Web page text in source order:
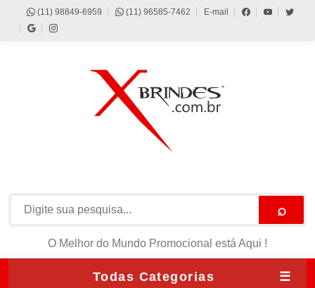
(11) 98849-6959 (11) 96585-7462 E-mail
⌕
O Melhor do Mundo Promocional está Aqui !
Todas Categorias ☰